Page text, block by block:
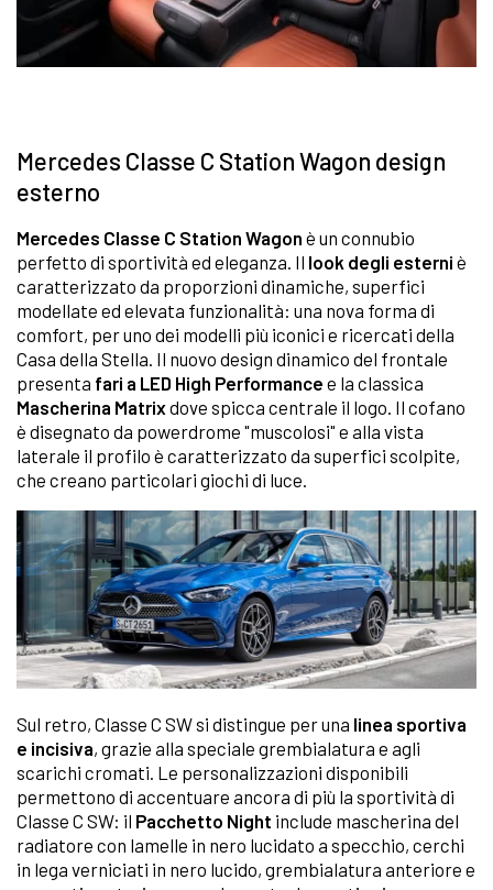
Mercedes Classe C Station Wagon design
esterno
Mercedes Classe C Station Wagon è un connubio
perfetto di sportività ed eleganza. Il look degli esterni è
caratterizzato da proporzioni dinamiche, superfici
modellate ed elevata funzionalità: una nova forma di
comfort, per uno dei modelli più iconici e ricercati della
Casa della Stella. Il nuovo design dinamico del frontale
presenta fari a LED High Performance e la classica
Mascherina Matrixdove spicca centrale il logo. Il cofano
è disegnato da powerdrome "muscolosi" e alla vista
laterale il profilo è caratterizzato da superfici scolpite,
che creano particolari giochi di luce.
Sul retro, Classe C SW si distingue per una linea sportiva
e incisiva, grazie alla speciale grembialatura e agli
scarichi cromati. Le personalizzazioni disponibili
permettono di accentuare ancora di più la sportività di
Classe C SW: il Pacchetto Night include mascherina del
radiatore con lamelle in nero lucidato a specchio, cerchi
in lega verniciati in nero lucido, grembialatura anteriore e